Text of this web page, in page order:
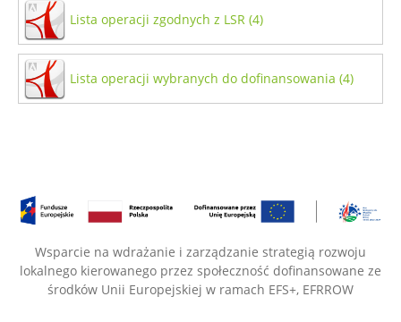
Lista operacji zgodnych z LSR (4)
Lista operacji wybranych do dofinansowania (4)
Wsparcie na wdrażanie i zarządzanie strategią rozwoju
lokalnego kierowanego przez społeczność dofinansowane ze
środków Unii Europejskiej w ramach EFS+, EFRROW